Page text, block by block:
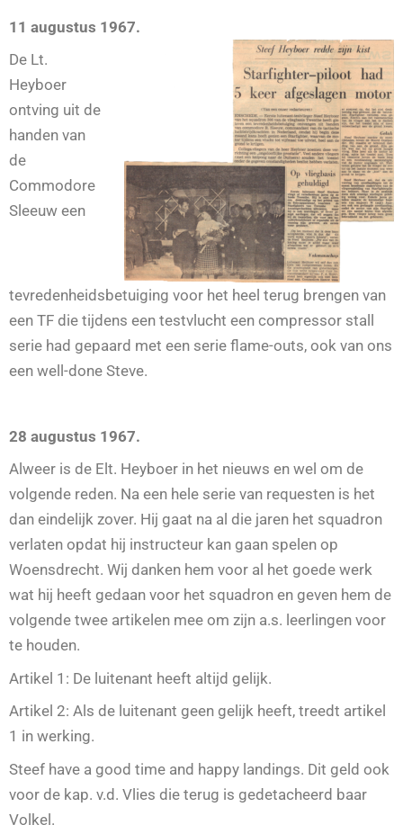
11 augustus 1967.
De Lt.
Heyboer
ontving uit de
handen van
de
Commodore
Sleeuw een
tevredenheidsbetuiging voor het heel terug brengen van
een TF die tijdens een testvlucht een compressor stall
serie had gepaard met een serie flame-outs, ook van ons
een well-done Steve.
28 augustus 1967.
Alweer is de Elt. Heyboer in het nieuws en wel om de
volgende reden. Na een hele serie van requesten is het
dan eindelijk zover. Hij gaat na al die jaren het squadron
verlaten opdat hij instructeur kan gaan spelen op
Woensdrecht. Wij danken hem voor al het goede werk
wat hij heeft gedaan voor het squadron en geven hem de
volgende twee artikelen mee om zijn a.s. leerlingen voor
te houden.
Artikel 1: De luitenant heeft altijd gelijk.
Artikel 2: Als de luitenant geen gelijk heeft, treedt artikel
1 in werking.
Steef have a good time and happy landings. Dit geld ook
voor de kap. v.d. Vlies die terug is gedetacheerd baar
Volkel.